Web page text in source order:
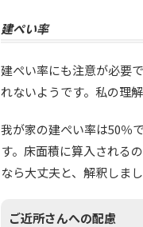
建ぺい率
建ぺい率にも注意が必要
れないようです。私の理
我が家の建ぺい率は50％
す。床面積に算入される
なら大丈夫と、解釈しま
ご近所さんへの配慮